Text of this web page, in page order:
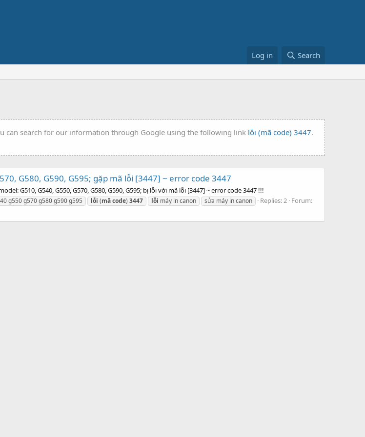
Log in Search
can search for our information through Google using the following link lỗi (mã code) 3447.
G580, G590, G595; gặp mã lỗi [3447] ~ error code 3447
G510, G540, G550, G570, G580, G590, G595; bị lỗi với mã lỗi [3447] ~ error code 3447 !!!
g550 g570 g580 g590 g595 lỗi (mãcode) 3447 lỗi máy in canon sửa máy in canon Replies: 2 Forum: